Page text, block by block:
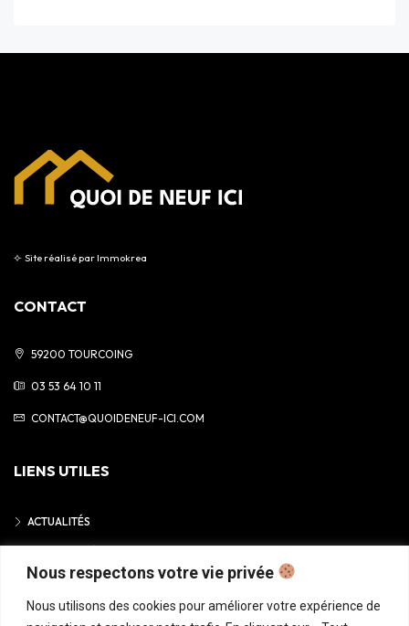
Nous respectons votre vie privée
Nous utilisons des cookies pour améliorer votre expérience de
⟣ Site réalisé parImmokrea
CONTACT
59200 TOURCOING
03 53 64 10 11
CONTACT@QUOIDENEUF-ICI.COM
LIENS UTILES
ACTUALITÉS
POLITIQUE DE CONFIDENTIALITÉ